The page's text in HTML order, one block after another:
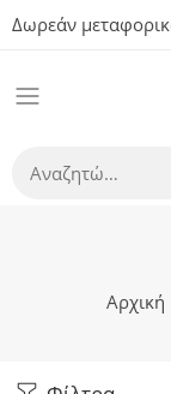
Δωρεάν
Αρχική